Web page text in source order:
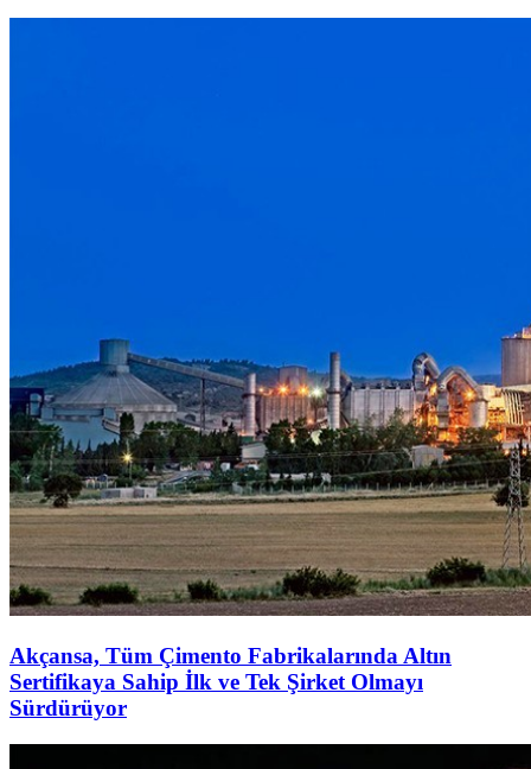
Akçansa, Tüm Çimento Fabrikalarında Altın
Sertifikaya Sahip İlk ve Tek Şirket Olmayı
Sürdürüyor